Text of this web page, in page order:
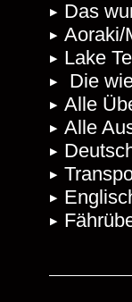
Das
Aoraki/
Lake
Die
Alle
Alle